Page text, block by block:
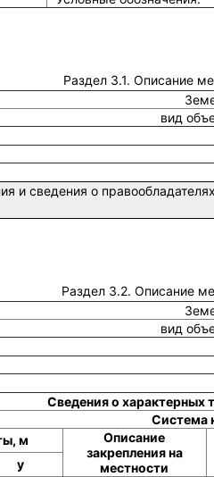
Раздел 3.1. Описание
вид
и сведения о
Раздел 3.2. Описание
вид
Сведения о характерных
Система
м
Описание
закрепления на
местности
y